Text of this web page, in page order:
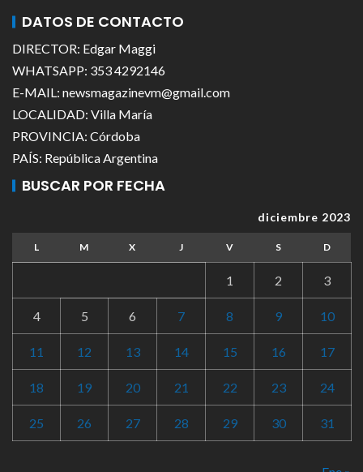
DATOS DE CONTACTO
DIRECTOR: Edgar Maggi
WHATSAPP: 353 4292146
E-MAIL: newsmagazinevm@gmail.com
LOCALIDAD: Villa María
PROVINCIA: Córdoba
PAÍS: República Argentina
BUSCAR POR FECHA
diciembre 2023
L M X J V S D
1 2 3
4 5 6 7 8 9 10
11 12 13 14 15 16 17
18 19 20 21 22 23 24
25 26 27 28 29 30 31